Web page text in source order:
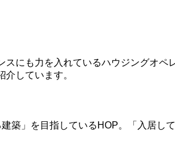
にも力を入れているハウジングオ
しています。
築」を目指しているHOP。「入居し